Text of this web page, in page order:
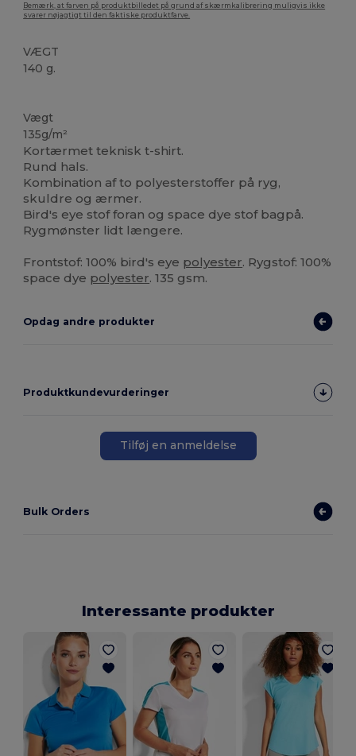
Bemærk, at farven på produktbilledet på grund af skærmkalibrering muligvis ikke
svarer nøjagtigt til den faktiske produktfarve.
VÆGT
140 g.
Vægt
135g/m²
Kortærmet teknisk t-shirt.
Rund hals.
Kombination af to polyesterstoffer på ryg,
skuldre og ærmer.
Bird's eye stof foran og space dye stof bagpå.
Rygmønster lidt længere.
Frontstof: 100% bird's eye polyester. Rygstof: 100%
space dye polyester. 135 gsm.
Opdag andre produkter
Produktkundevurderinger
Tilføj en anmeldelse
Bulk Orders
Interessante produkter